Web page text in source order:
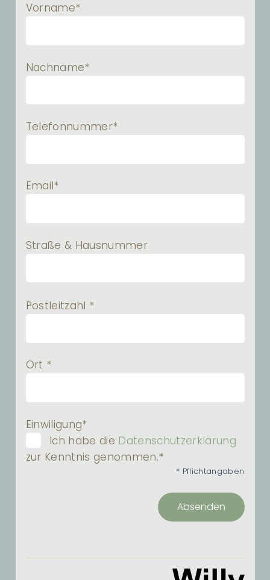
Vorname*
Nachname*
Telefonnummer*
Email*
Straße & Hausnummer
Postleitzahl *
Ort *
Einwiligung*
Ich habe die Datenschutzerklärung
zur Kenntnis genommen.*
* Pflichtangaben
Absenden